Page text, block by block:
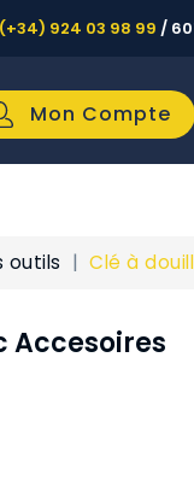
(+34) 924 03 98 99 /
Mon Compte
outils Clé à
Accesoires